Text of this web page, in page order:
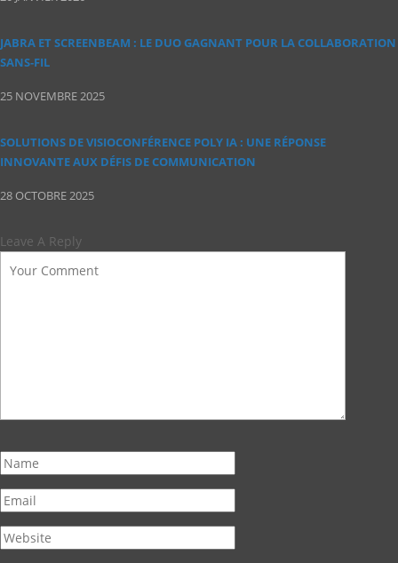
JABRA ET SCREENBEAM : LE DUO GAGNANT POUR LA COLLABORATION
SANS‑FIL
25 NOVEMBRE 2025
SOLUTIONS DE VISIOCONFÉRENCE POLY IA : UNE RÉPONSE
INNOVANTE AUX DÉFIS DE COMMUNICATION
28 OCTOBRE 2025
Leave A Reply